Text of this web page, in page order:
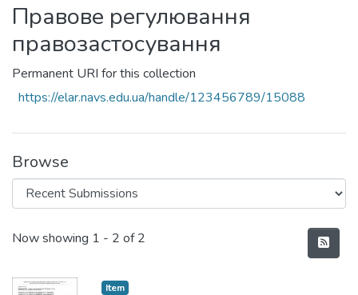
Statistics
Правове регулювання
правозастосування
Permanent URI for this collection
https://elar.navs.edu.ua/handle/123456789/15088
Browse
Recent Submissions
Now showing 1 - 2 of 2
Item